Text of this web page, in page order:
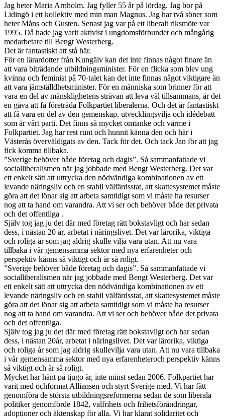
Jag heter Maria Arnholm. Jag fyller 55 år på lördag. Jag bor på
Lidingö i ett kollektiv med min man Magnus. Jag har två söner som
heter Måns och Gusten. Senast jag var på ett liberalt riksmöte var
1995. Då hade jag varit aktivist i ungdomsförbundet och mångårig
medarbetare till Bengt Westerberg.
Det är fantastiskt att stå här.
För en lärardotter från Kungälv kan det inte finnas något finare än
att vara biträdande utbildningsminister. För en flicka som blev ung
kvinna och feminist på 70-talet kan det inte finnas något viktigare än
att vara jämställdhetsminister. För en människa som brinner för att
vara en del av mänsklighetens strävan att leva väl tillsammans, är det
en gåva att få företräda Folkpartiet liberalerna. Och det är fantastiskt
att få vara en del av den gemenskap, utvecklingsvilja och idédebatt
som är vårt parti. Det finns så mycket omtanke och värme i
Folkpartiet. Jag har rest runt och hunnit känna den och här i
Västerås överväldigats av den. Tack för det. Och tack Jan för att jag
fick komma tillbaka.
”Sverige behöver både företag och dagis”. Så sammanfattade vi
socialliberalismen när jag jobbade med Bengt Westerberg. Det var
ett enkelt sätt att uttrycka den nödvändiga kombinationen av ett
levande näringsliv och en stabil välfärdsstat, att skattesystemet måste
göra att det lönar sig att arbeta samtidigt som vi måste ha resurser
nog att ta hand om varandra. Att vi ser och behöver både det privata
och det offentliga .
Själv tog jag ju det där med företag rätt bokstavligt och har sedan
dess, i nästan 20 år, arbetat i näringslivet. Det var lärorika, viktiga
och roliga år som jag aldrig skulle vilja vara utan. Att nu vara
tillbaka i vår gemensamma sektor med nya erfarenheter och
perspektiv känns så viktigt och är så roligt.
”Sverige behöver både företag och dagis”. Så sammanfattade vi
socialliberalismen när jag jobbade med Bengt Westerberg. Det var
ett enkelt sätt att uttrycka den nödvändiga kombinationen av ett
levande näringsliv och en stabil välfärdsstat, att skattesystemet måste
göra att det lönar sig att arbeta samtidigt som vi måste ha resurser
nog att ta hand om varandra. Att vi ser och behöver både det privata
och det offentliga.
Själv tog jag ju det där med företag rätt bokstavligt och har sedan
dess, i nästan 20år, arbetat i näringslivet. Det var lärorika, viktiga
och roliga år som jag aldrig skullevilja vara utan. Att nu vara tillbaka
i vår gemensamma sektor med nya erfarenheteroch perspektiv känns
så viktigt och är så roligt.
Mycket har hänt på tjugo år, inte minst sedan 2006. Folkpartiet har
varit med ochformat Alliansen och styrt Sverige med. Vi har fått
genomföra de största utbildningsreformerna sedan de som liberala
politiker genomförde 1842, valfrihets och frihetsförändringar,
adoptioner och äktenskap för alla. Vi har klarat solidaritet och